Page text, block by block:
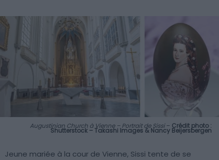
Augustinian Church à Vienne – Portrait de Sissi– Crédit photo :
Shutterstock – Takashi Images & Nancy Beijersbergen
Jeune mariée à la cour de Vienne, Sissi tente de se